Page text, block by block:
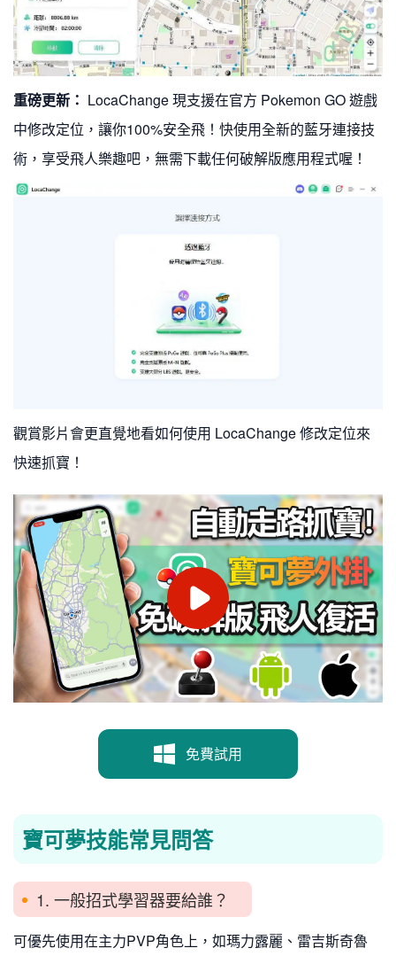
重磅更新： LocaChange 現支援在官方 Pokemon GO 遊戲
中修改定位，讓你100%安全飛！快使用全新的藍牙連接技
術，享受飛人樂趣吧，無需下載任何破解版應用程式喔！
觀賞影片會更直覺地看如何使用 LocaChange 修改定位來
快速抓寶！
免費試用
寶可夢技能常見問答
1. 一般招式學習器要給誰？
可優先使用在主力PVP角色上，如瑪力露麗、雷吉斯奇魯